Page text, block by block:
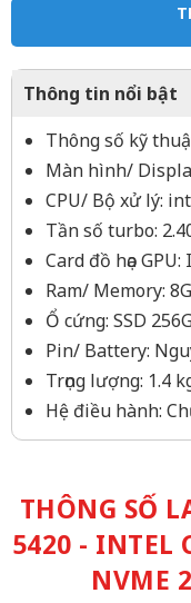
Thông tin nổi bật
Thông số kỹ
Màn hình/
CPU/ Bộ xử lý:
Tần số turbo:
Card đồ họa
Ram/ Memory:
Ổ cứng: SSD
Pin/ Battery:
Trọng lượng: 1.4
Hệ điều hành:
THÔNG SỐ
5420 - INTEL
NVME